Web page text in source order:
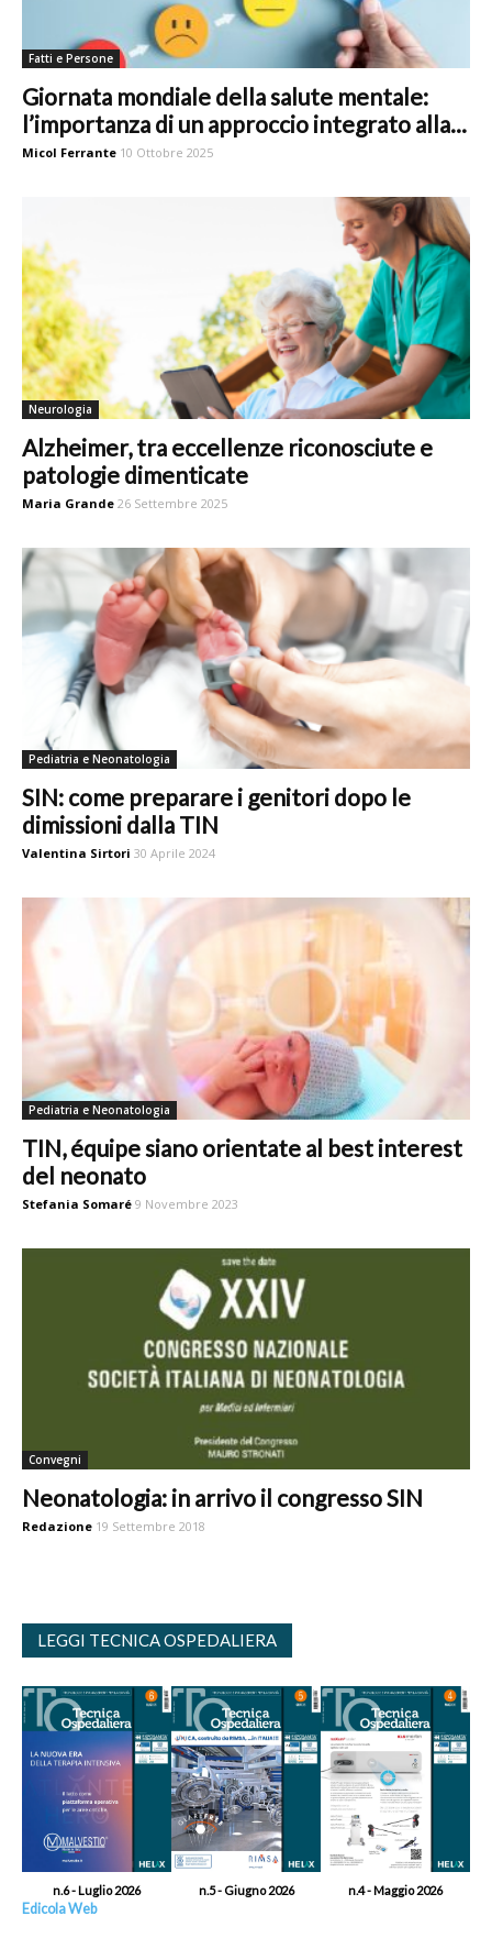
Fatti e Persone
Giornata mondiale della salute mentale:
l’importanza di un approccio integrato alla...
Micol Ferrante 10 Ottobre 2025
Neurologia
Alzheimer, tra eccellenze riconosciute e
patologie dimenticate
Maria Grande 26 Settembre 2025
Pediatria e Neonatologia
SIN: come preparare i genitori dopo le
dimissioni dalla TIN
Valentina Sirtori 30 Aprile 2024
Pediatria e Neonatologia
TIN, équipe siano orientate al best interest
del neonato
Stefania Somaré 9 Novembre 2023
Convegni
Neonatologia: in arrivo il congresso SIN
Redazione 19 Settembre 2018
LEGGI TECNICA OSPEDALIERA
n.6 - Luglio 2026 n.5 - Giugno 2026 n.4 - Maggio 2026
Edicola Web